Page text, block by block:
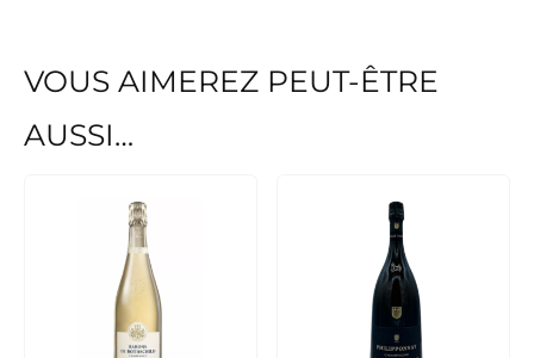
VOUS AIMEREZ PEUT-ÊTRE
AUSSI…